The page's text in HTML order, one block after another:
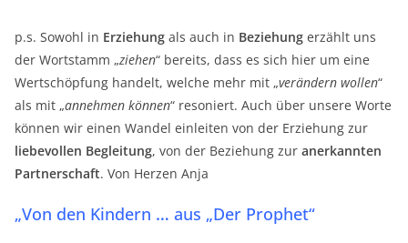
p.s. Sowohl in Erziehung als auch in Beziehung erzählt uns
der Wortstamm „ziehen“ bereits, dass es sich hier um eine
Wertschöpfung handelt, welche mehr mit „verändern wollen“
als mit „annehmen können“ resoniert. Auch über unsere Worte
können wir einen Wandel einleiten von der Erziehung zur
liebevollen Begleitung, von der Beziehung zur anerkannten
Partnerschaft. Von Herzen Anja
„Von den Kindern … aus „Der Prophet“